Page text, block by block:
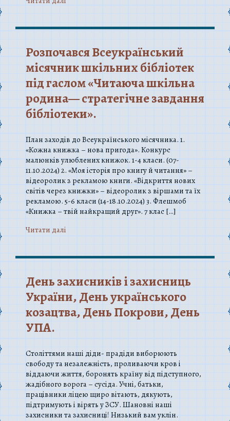
Розпочався Всеукраїнський
місячник шкільних бібліотек
під гаслом «Читаюча шкільна
родина— стратегічне завдання
бібліотеки».
План заходів до Всеукраїнського місячника. 1.
«Кожна книжка – нова пригода». Конкурс
малюнків улюблених книжок. 1-4 класи. (07-
11.10.2024) 2. «Моя історія про книгу й читання» –
відеоролик з рекламою книги. «Відкриття нових
світів через книжки» – відеоролик з віршами та їх
рекламою. 5-6 класи (14-18.10.2024) 3. Флешмоб
«Книжка – твій найкращий друг». 7 клас […]
Читати далi
День захисників і захисниць
України, День українського
козацтва, День Покрови, День
УПА.
Століттями наші діди- прадіди виборюють
свободу та незалежність, проливаючи кров і
віддаючи життя, боронять країну від підступного,
жадібного ворога – сусіда. Учні, батьки,
працівники ліцею щиро вітають, дякують,
підтримують і вірять у ЗСУ. Шановні наші
захисники та захисниці! Низький вам уклін.